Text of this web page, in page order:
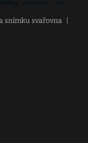
snímku svařovna